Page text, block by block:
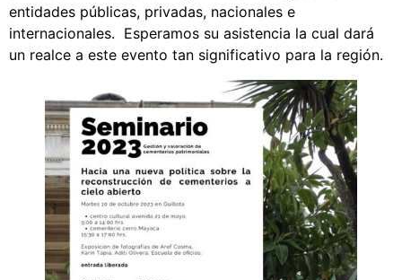
entidades públicas, privadas, nacionales e
internacionales. Esperamos su asistencia la cual dará
un realce a este evento tan significativo para la región.